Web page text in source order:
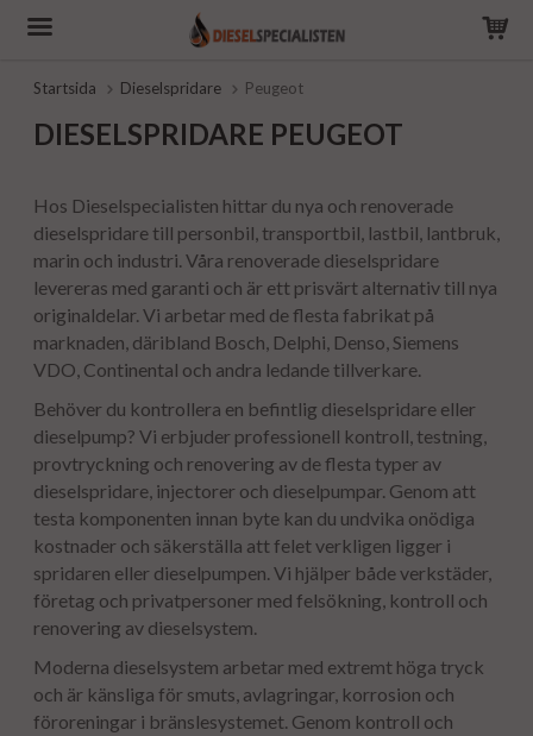
Startsida Dieselspridare Peugeot
DIESELSPRIDARE PEUGEOT
Hos Dieselspecialisten hittar du nya och renoverade
dieselspridare till personbil, transportbil, lastbil, lantbruk,
marin och industri. Våra renoverade dieselspridare
levereras med garanti och är ett prisvärt alternativ till nya
originaldelar. Vi arbetar med de flesta fabrikat på
marknaden, däribland Bosch, Delphi, Denso, Siemens
VDO, Continental och andra ledande tillverkare.
Behöver du kontrollera en befintlig dieselspridare eller
dieselpump? Vi erbjuder professionell kontroll, testning,
provtryckning och renovering av de flesta typer av
dieselspridare, injectorer och dieselpumpar. Genom att
testa komponenten innan byte kan du undvika onödiga
kostnader och säkerställa att felet verkligen ligger i
spridaren eller dieselpumpen. Vi hjälper både verkstäder,
företag och privatpersoner med felsökning, kontroll och
renovering av dieselsystem.
Moderna dieselsystem arbetar med extremt höga tryck
och är känsliga för smuts, avlagringar, korrosion och
föroreningar i bränslesystemet. Genom kontroll och